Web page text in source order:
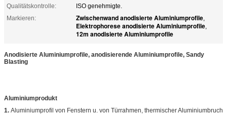
Qualitätskontrolle:
ISO genehmigte.
Markieren:
Zwischenwand anodisierte Aluminiumprofile,
Elektrophorese anodisierte Aluminiumprofile,
12m anodisierte Aluminiumprofile
Anodisierte Aluminiumprofile, anodisierende Aluminiumprofile, Sandy
Blasting
Aluminiumprodukt
1. Aluminiumprofil von Fenstern u. von Türrahmen, thermischer Aluminiumbruch